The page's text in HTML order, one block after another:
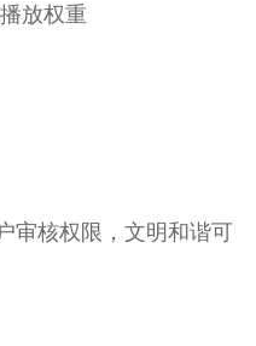
放权重
审核权限，文明和谐可